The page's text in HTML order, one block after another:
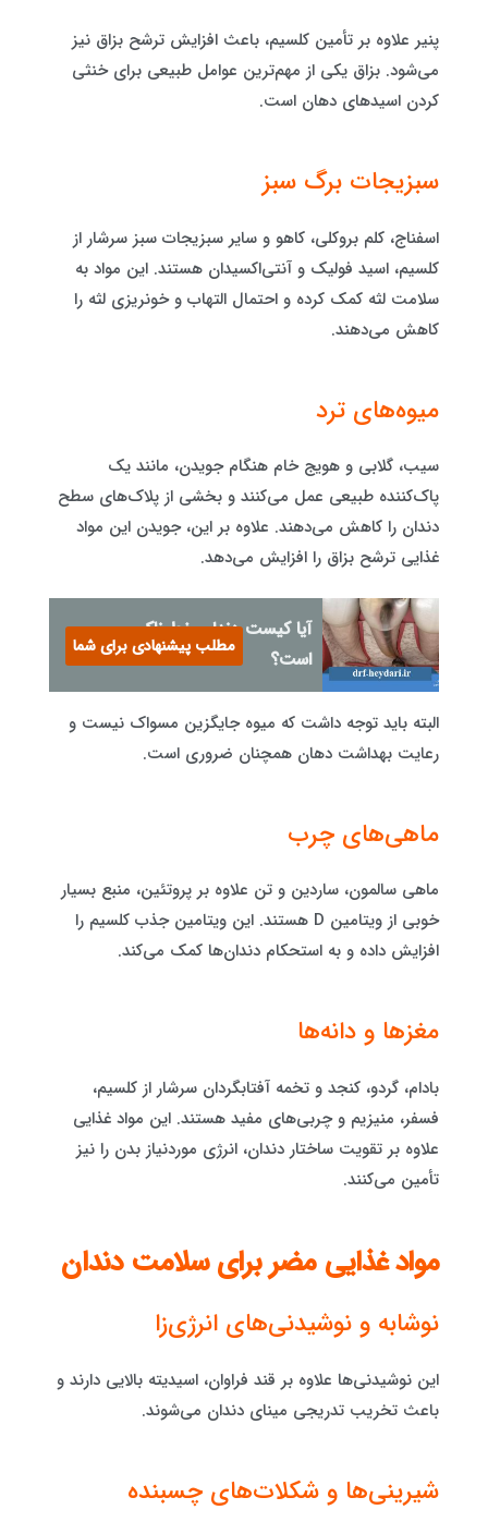
پنیر علاوه بر تأمین کلسیم، باعث افزایش ترشح بزاق نیز
می‌شود. بزاق یکی از مهم‌ترین عوامل طبیعی برای خنثی
کردن اسیدهای دهان است.
سبزیجات برگ سبز
اسفناج، کلم بروکلی، کاهو و سایر سبزیجات سبز سرشار از
کلسیم، اسید فولیک و آنتی‌اکسیدان هستند. این مواد به
سلامت لثه کمک کرده و احتمال التهاب و خونریزی لثه را
کاهش می‌دهند.
میوه‌های ترد
سیب، گلابی و هویج خام هنگام جویدن، مانند یک
پاک‌کننده طبیعی عمل می‌کنند و بخشی از پلاک‌های سطح
دندان را کاهش می‌دهند. علاوه بر این، جویدن این مواد
غذایی ترشح بزاق را افزایش می‌دهد.
آیا کیست دندان خطرناک
است؟
مطلب پیشنهادی برای شما
البته باید توجه داشت که میوه جایگزین مسواک نیست و
رعایت بهداشت دهان همچنان ضروری است.
ماهی‌های چرب
ماهی سالمون، ساردین و تن علاوه بر پروتئین، منبع بسیار
خوبی از ویتامین D هستند. این ویتامین جذب کلسیم را
افزایش داده و به استحکام دندان‌ها کمک می‌کند.
مغزها و دانه‌ها
بادام، گردو، کنجد و تخمه آفتابگردان سرشار از کلسیم،
فسفر، منیزیم و چربی‌های مفید هستند. این مواد غذایی
علاوه بر تقویت ساختار دندان، انرژی موردنیاز بدن را نیز
تأمین می‌کنند.
مواد غذایی مضر برای سلامت دندان
نوشابه و نوشیدنی‌های انرژی‌زا
این نوشیدنی‌ها علاوه بر قند فراوان، اسیدیته بالایی دارند و
باعث تخریب تدریجی مینای دندان می‌شوند.
شیرینی‌ها و شکلات‌های چسبنده